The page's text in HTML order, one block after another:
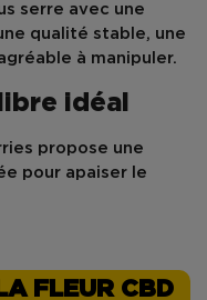
serre avec une
qualité stable , une
à manipuler.
idéal
propose une
pour apaiser le
FLEUR CBD